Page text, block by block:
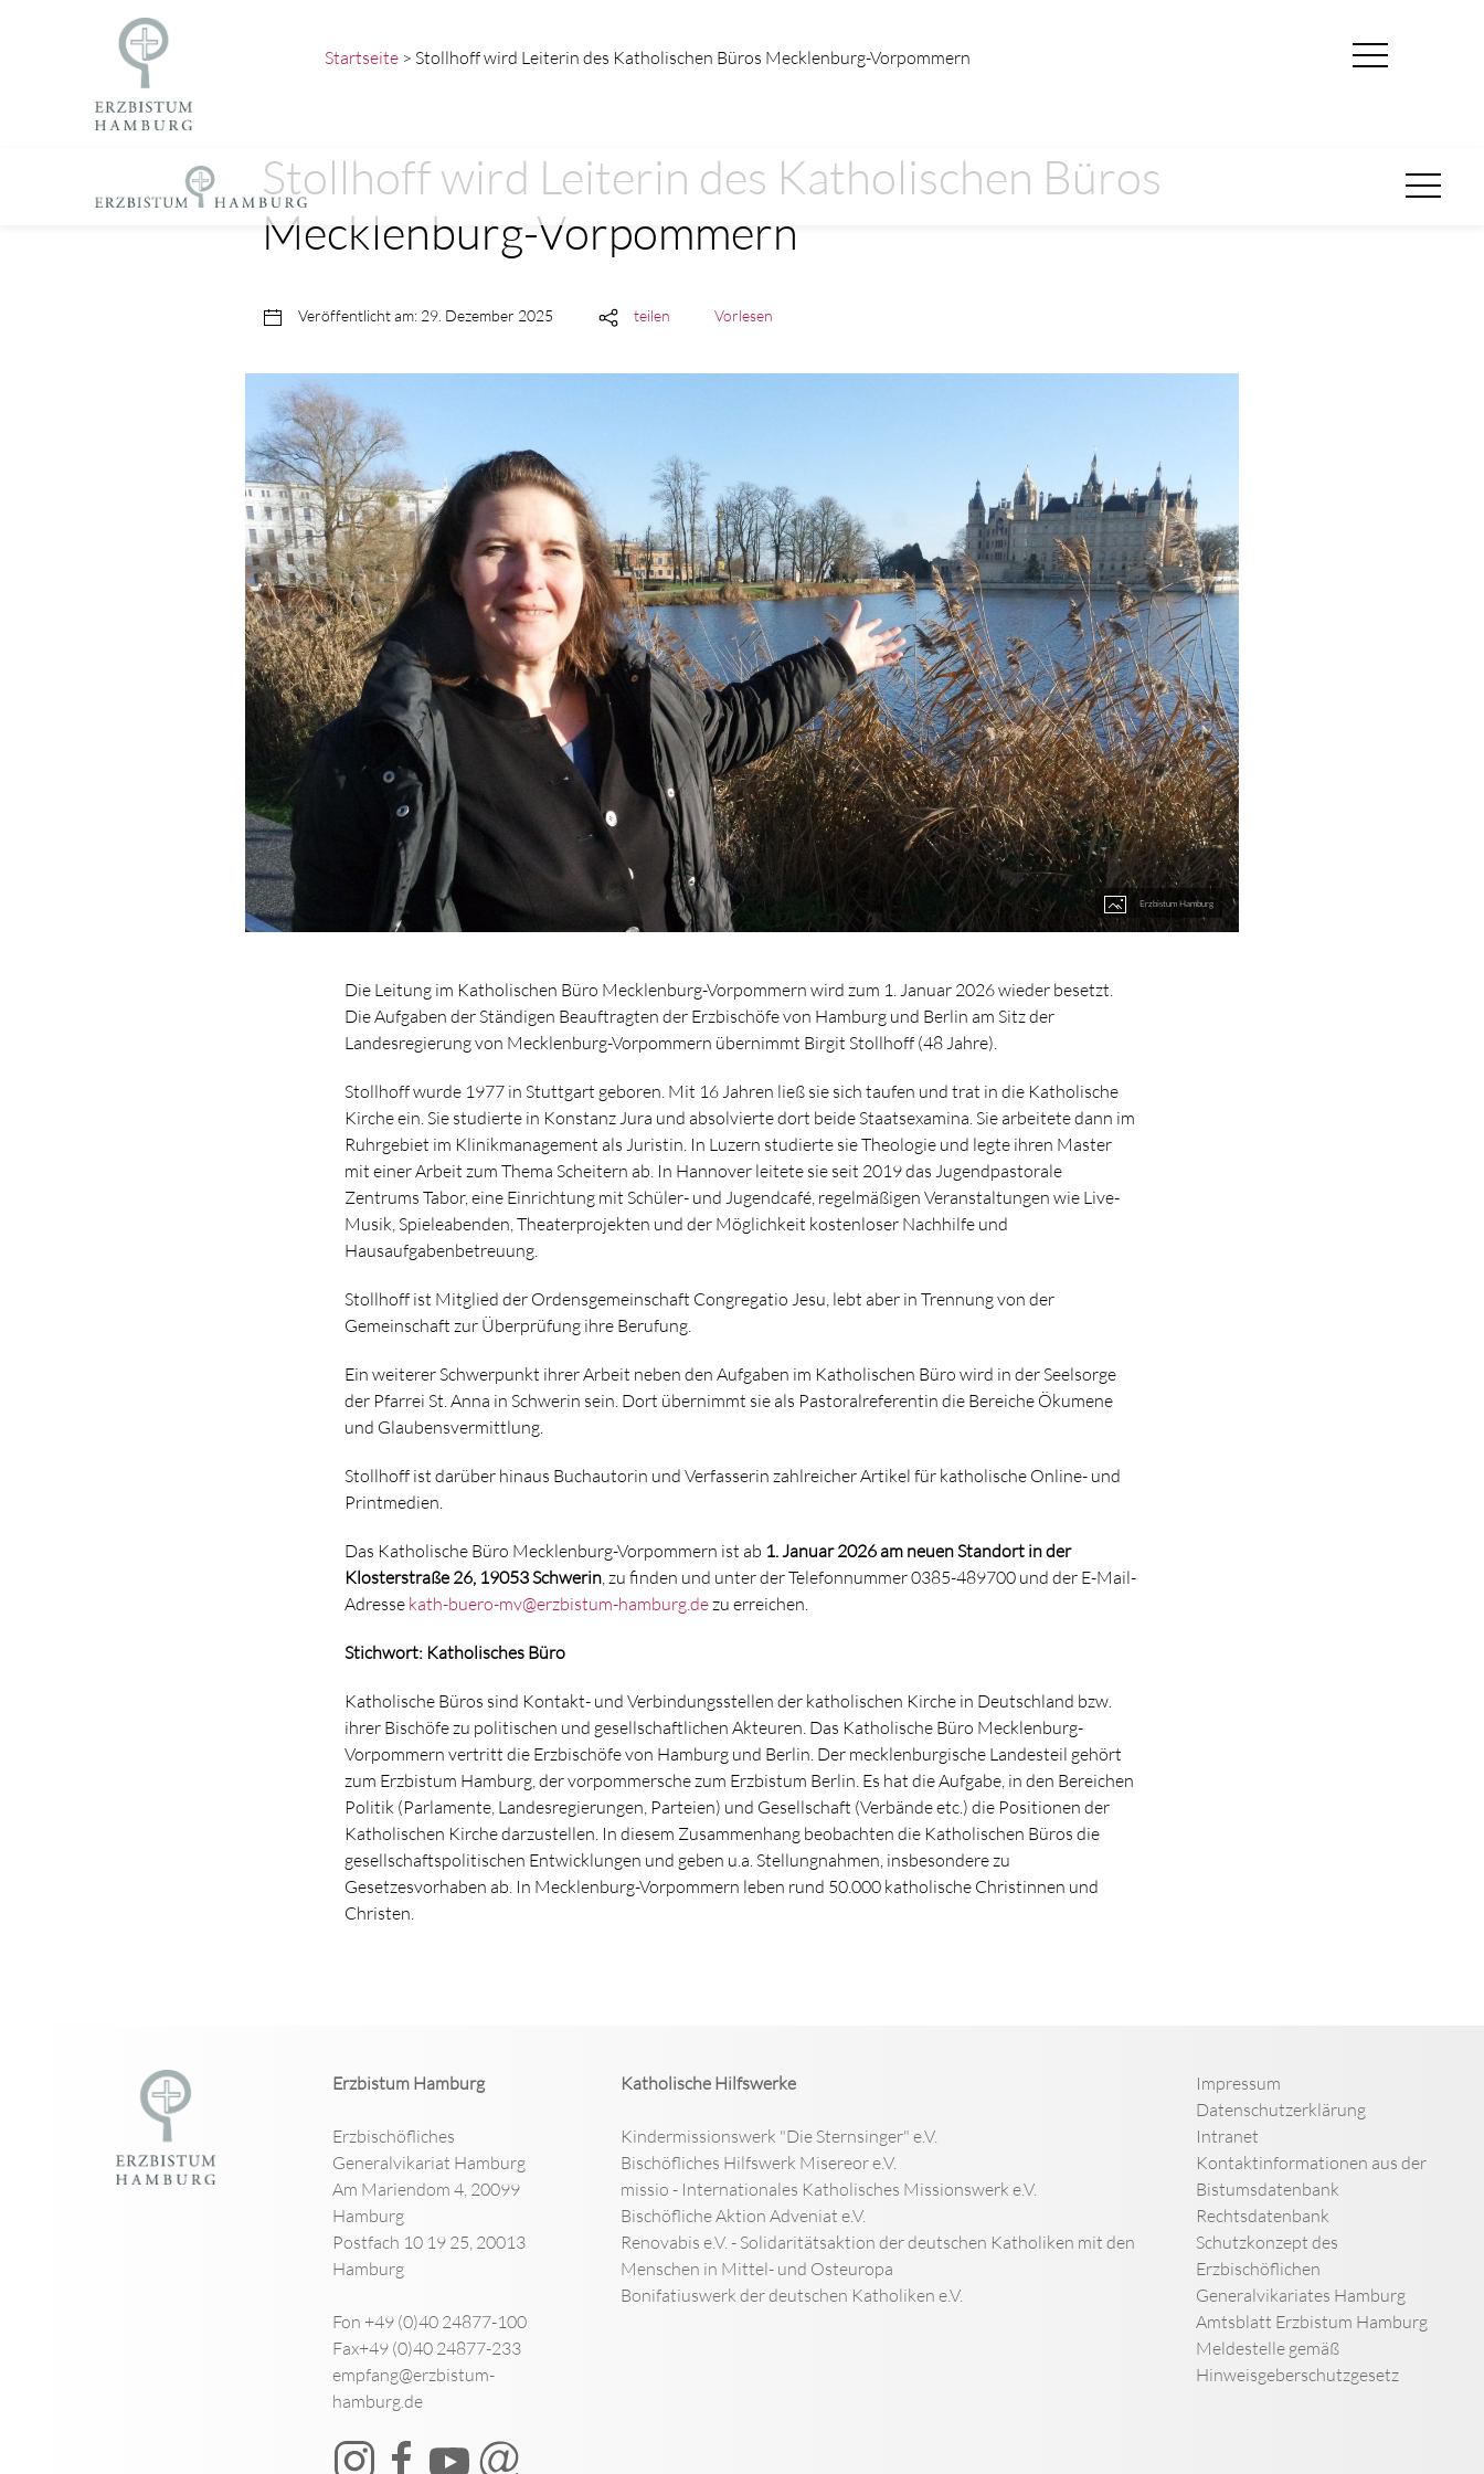
Startseite > Stollhoff wird Leiterin des Katholischen Büros Mecklenburg-Vorpommern
Stollhoff wird Leiterin des Katholischen Büros
Mecklenburg-Vorpommern
Veröffentlicht am: 29. Dezember 2025 teilen Vorlesen
Erzbistum Hamburg
Die Leitung im Katholischen Büro Mecklenburg-Vorpommern wird zum 1. Januar 2026 wieder besetzt.
Die Aufgaben der Ständigen Beauftragten der Erzbischöfe von Hamburg und Berlin am Sitz der
Landesregierung von Mecklenburg-Vorpommern übernimmt Birgit Stollhoff (48 Jahre).
Stollhoff wurde 1977 in Stuttgart geboren. Mit 16 Jahren ließ sie sich taufen und trat in die Katholische
Kirche ein. Sie studierte in Konstanz Jura und absolvierte dort beide Staatsexamina. Sie arbeitete dann im
Ruhrgebiet im Klinikmanagement als Juristin. In Luzern studierte sie Theologie und legte ihren Master
mit einer Arbeit zum Thema Scheitern ab. In Hannover leitete sie seit 2019 das Jugendpastorale
Zentrums Tabor, eine Einrichtung mit Schüler- und Jugendcafé, regelmäßigen Veranstaltungen wie Live-
Musik, Spieleabenden, Theaterprojekten und der Möglichkeit kostenloser Nachhilfe und
Hausaufgabenbetreuung.
Stollhoff ist Mitglied der Ordensgemeinschaft Congregatio Jesu, lebt aber in Trennung von der
Gemeinschaft zur Überprüfung ihre Berufung.
Ein weiterer Schwerpunkt ihrer Arbeit neben den Aufgaben im Katholischen Büro wird in der Seelsorge
der Pfarrei St. Anna in Schwerin sein. Dort übernimmt sie als Pastoralreferentin die Bereiche Ökumene
und Glaubensvermittlung.
Stollhoff ist darüber hinaus Buchautorin und Verfasserin zahlreicher Artikel für katholische Online- und
Printmedien.
Das Katholische Büro Mecklenburg-Vorpommern ist ab 1. Januar 2026 am neuen Standort in der
Klosterstraße 26, 19053 Schwerin , zu finden und unter der Telefonnummer 0385-489700 und der E-Mail-
Adresse kath-buero-mv@erzbistum-hamburg.dezu erreichen.
Stichwort: Katholisches Büro
Katholische Büros sind Kontakt- und Verbindungsstellen der katholischen Kirche in Deutschland bzw.
ihrer Bischöfe zu politischen und gesellschaftlichen Akteuren. Das Katholische Büro Mecklenburg-
Vorpommern vertritt die Erzbischöfe von Hamburg und Berlin. Der mecklenburgische Landesteil gehört
zum Erzbistum Hamburg, der vorpommersche zum Erzbistum Berlin. Es hat die Aufgabe, in den Bereichen
Politik (Parlamente, Landesregierungen, Parteien) und Gesellschaft (Verbände etc.) die Positionen der
Katholischen Kirche darzustellen. In diesem Zusammenhang beobachten die Katholischen Büros die
gesellschaftspolitischen Entwicklungen und geben u.a. Stellungnahmen, insbesondere zu
Gesetzesvorhaben ab. In Mecklenburg-Vorpommern leben rund 50.000 katholische Christinnen und
Christen.
Erzbistum Hamburg
Erzbischöfliches
Generalvikariat Hamburg
Am Mariendom 4, 20099
Hamburg
Postfach 10 19 25, 20013
Hamburg
Fon +49 (0)40 24877-100
Fax+49 (0)40 24877-233
empfang@erzbistum-
hamburg.de
Katholische Hilfswerke
Kindermissionswerk "Die Sternsinger" e.V.
Bischöfliches Hilfswerk Misereor e.V.
missio - Internationales Katholisches Missionswerk e.V.
Bischöfliche Aktion Adveniat e.V.
Renovabis e.V. - Solidaritätsaktion der deutschen Katholiken mit den
Menschen in Mittel- und Osteuropa
Bonifatiuswerk der deutschen Katholiken e.V.
Impressum
Datenschutzerklärung
Intranet
Kontaktinformationen aus der
Bistumsdatenbank
Rechtsdatenbank
Schutzkonzept des
Erzbischöflichen
Generalvikariates Hamburg
Amtsblatt Erzbistum Hamburg
Meldestelle gemäß
Hinweisgeberschutzgesetz